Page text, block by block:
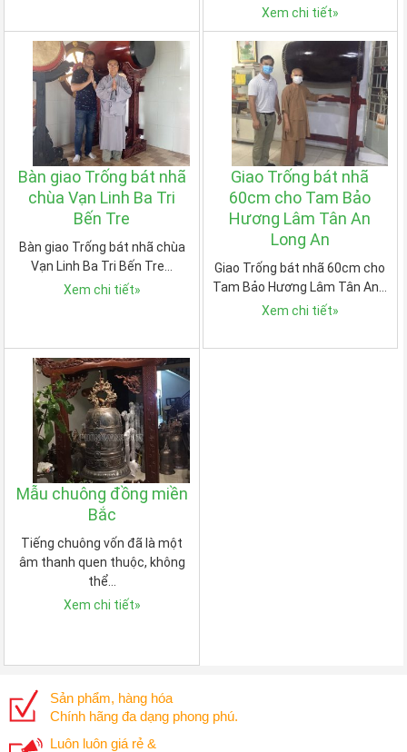
Xem chi tiết»
Bàn giao Trống bát nhã
chùa Vạn Linh Ba Tri
Bến Tre
Bàn giao Trống bát nhã chùa
Vạn Linh Ba Tri Bến Tre…
Xem chi tiết»
Giao Trống bát nhã
60cm cho Tam Bảo
Hương Lâm Tân An
Long An
Giao Trống bát nhã 60cm cho
Tam Bảo Hương Lâm Tân An…
Xem chi tiết»
Mẫu chuông đồng miền
Bắc
Tiếng chuông vốn đã là một
âm thanh quen thuộc, không
thể…
Xem chi tiết»
Sản phẩm, hàng hóa
Chính hãng đa dạng phong phú.
Luôn luôn giá rẻ &